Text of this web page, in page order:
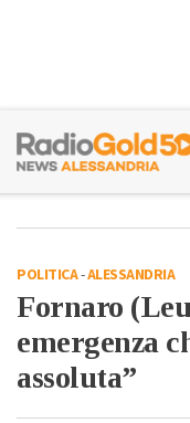
POLITICA-ALESSANDRIA
Fornaro
emergenza
assoluta”